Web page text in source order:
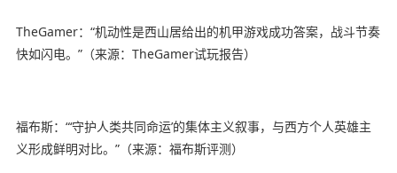
TheGamer：“机动性是西山居给出的机甲游戏成功答案，战斗节奏
快如闪电。”（来源：TheGamer试玩报告）
福布斯：“‘守护人类共同命运’的集体主义叙事，与西方个人英雄主
义形成鲜明对比。”（来源：福布斯评测）